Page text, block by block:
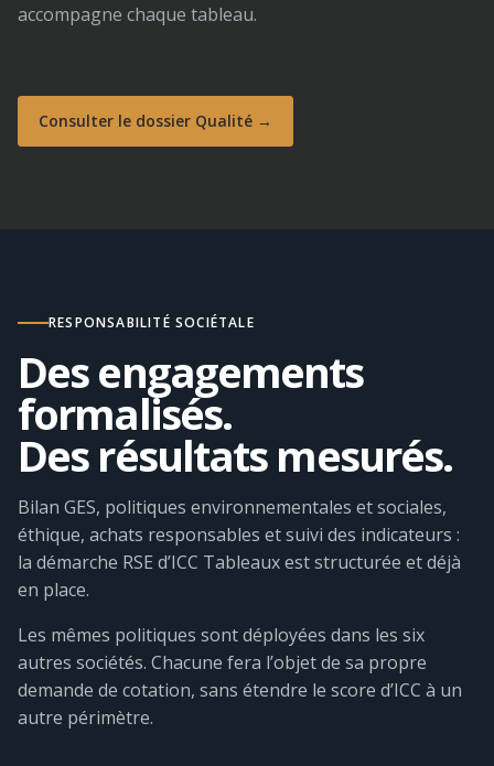
accompagne chaque tableau.
Consulter le dossier Qualité →
RESPONSABILITÉ SOCIÉTALE
Des engagements
formalisés.
Des résultats mesurés.
Bilan GES, politiques environnementales et sociales,
éthique, achats responsables et suivi des indicateurs :
la démarche RSE d’ICC Tableaux est structurée et déjà
en place.
Les mêmes politiques sont déployées dans les six
autres sociétés. Chacune fera l’objet de sa propre
demande de cotation, sans étendre le score d’ICC à un
autre périmètre.